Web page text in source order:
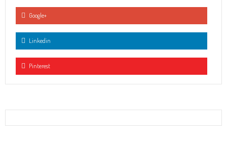
Google+
Linkedin
Pinterest